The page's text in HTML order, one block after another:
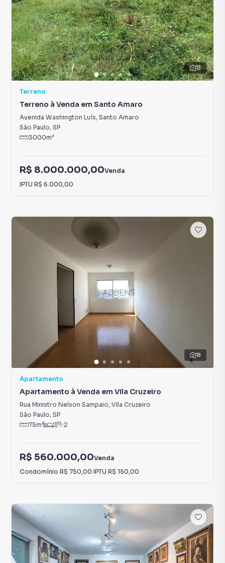
13
Terreno
Terreno à Venda em Santo Amaro
Avenida Washington Luís, Santo Amaro
São Paulo, SP
3000m²
R$ 8.000.000,00Venda
IPTU R$ 6.000,00
18
Apartamento
Apartamento à Venda em Vila Cruzeiro
Rua Ministro Nelson Sampaio, Vila Cruzeiro
São Paulo, SP
75m² 2 2
R$ 560.000,00Venda
Condomínio R$ 750,00·IPTU R$ 150,00